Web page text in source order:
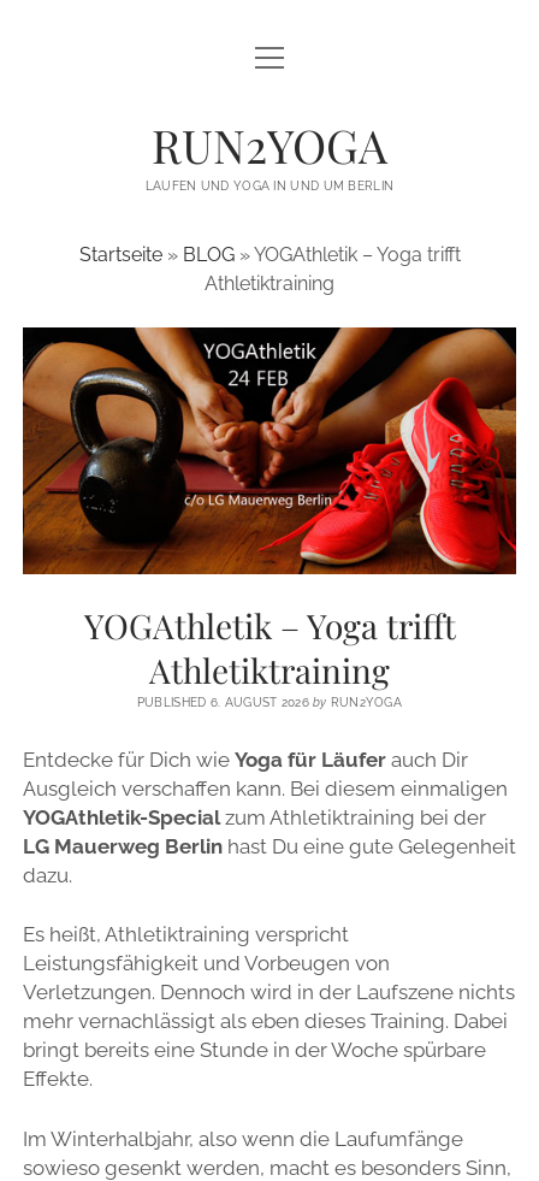
LAUFEN UND YOGA
YOGA FÜR VEREINE / LAUFTREFFS
BLACKBOARD TRAINING
ÜBER MICH
KONTAKT
twitterfacebookinstagram
emailemail-
form
open
menu
RUN2YOGA
LAUFEN UND YOGA IN UND UM BERLIN
Startseite» BLOG»YOGAthletik – Yoga trifft
Athletiktraining
YOGAthletik – Yoga trifft
Athletiktraining
PUBLISHED 6. AUGUST 2026by RUN2YOGA
Entdecke für Dich wie Yoga für Läuferauch Dir
Ausgleich verschaffen kann. Bei diesem einmaligen
YOGAthletik-Specialzum Athletiktraining bei der
LG Mauerweg Berlinhast Du eine gute Gelegenheit
dazu.
Es heißt, Athletiktraining verspricht
Leistungsfähigkeit und Vorbeugen von
Verletzungen. Dennoch wird in der Laufszene nichts
mehr vernachlässigt als eben dieses Training. Dabei
bringt bereits eine Stunde in der Woche spürbare
Effekte.
Im Winterhalbjahr, also wenn die Laufumfänge
sowieso gesenkt werden, macht es besonders Sinn,